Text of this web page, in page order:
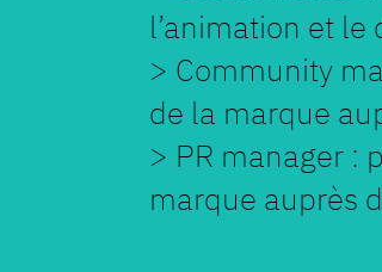
l’animation et le
> Community
de la marque
> PR manager :
marque auprès